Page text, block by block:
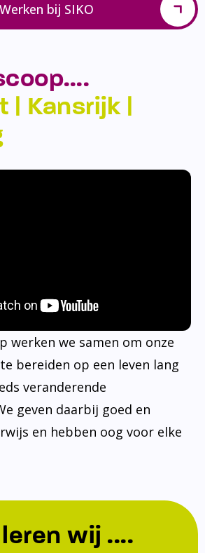
Werken bij SIKO
| Kansrijk |
werken we samen om onze
bereiden op een leven lang
veranderende
geven daarbij goed en
en hebben oog voor elke
wij ....